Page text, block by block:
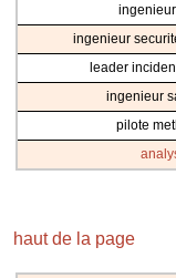
ingenieur
leader
ingenieur
pilote
haut de la page